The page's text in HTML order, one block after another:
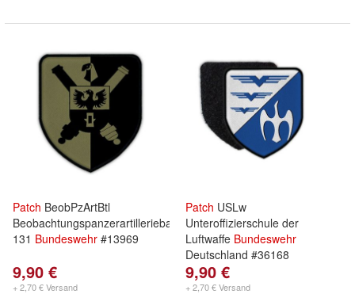
Patch BeobPzArtBtl
Beobachtungspanzerartilleriebataillon
131 Bundeswehr #13969
9,90 €
+ 2,70 € Versand
Patch USLw
Unteroffizierschule der
Luftwaffe Bundeswehr
Deutschland #36168
9,90 €
+ 2,70 € Versand